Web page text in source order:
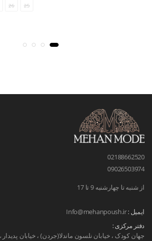
25
26
02188662520
09026503974
از شنبه تا چهارشنبه 9 تا 17
ایمیل :Info@mehanpoush.ir
دفتر مرکزی :